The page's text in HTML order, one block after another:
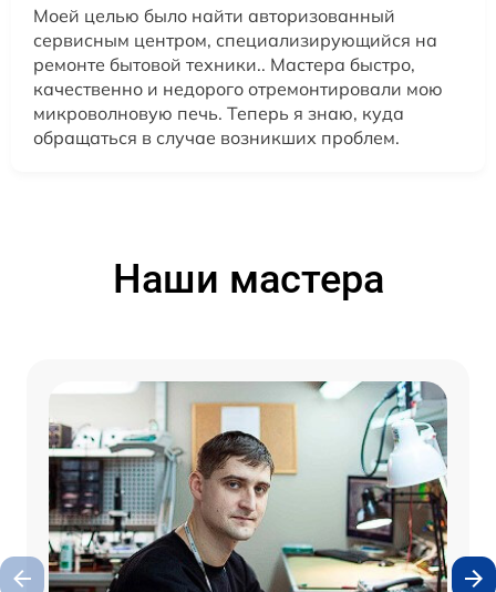
Моей целью было найти авторизованный
сервисным центром, специализирующийся на
ремонте бытовой техники.. Мастера быстро,
качественно и недорого отремонтировали мою
микроволновую печь. Теперь я знаю, куда
обращаться в случае возникших проблем.
Наши мастера